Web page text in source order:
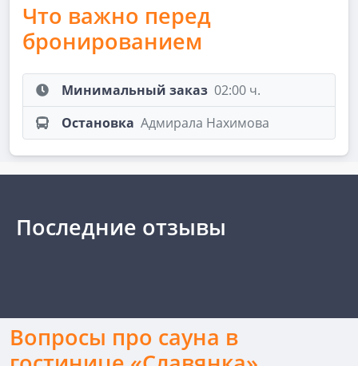
Что важно перед
бронированием
Минимальный заказ 02:00 ч.
Остановка Адмирала Нахимова
Последние отзывы
Вопросы про сауна в